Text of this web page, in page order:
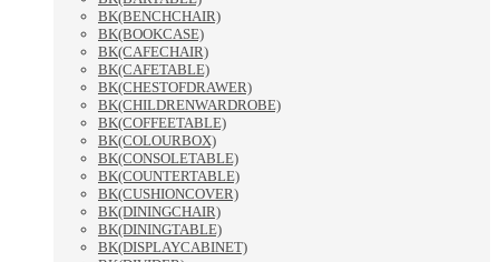
BK(BENCHCHAIR)
BK(BOOKCASE)
BK(CAFECHAIR)
BK(CAFETABLE)
BK(CHESTOFDRAWER)
BK(CHILDRENWARDROBE)
BK(COFFEETABLE)
BK(COLOURBOX)
BK(CONSOLETABLE)
BK(COUNTERTABLE)
BK(CUSHIONCOVER)
BK(DININGCHAIR)
BK(DININGTABLE)
BK(DISPLAYCABINET)